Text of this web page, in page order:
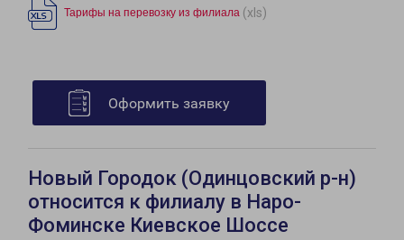
Тарифы на перевозку из филиала (xls)
Оформить заявку
Новый Городок (Одинцовский р-н)
относится к филиалу в Наро-
Фоминске Киевское Шоссе